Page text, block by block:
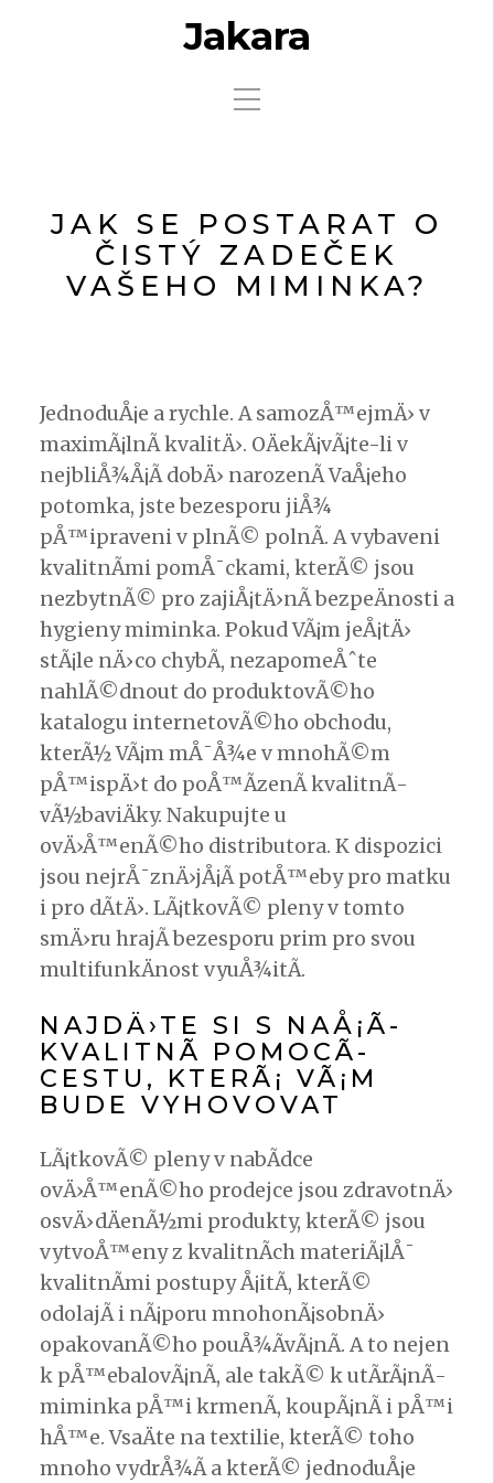
Jakara
JAK SE POSTARAT O
ČISTÝ ZADEČEK
VAŠEHO MIMINKA?
JednoduÅ¡e a rychle. A samozÅ™ejmÄ› v
maximÃ¡lnÃ­ kvalitÄ›. OÄekÃ¡vÃ¡te-li v
nejbliÅ¾Å¡Ã­ dobÄ› narozenÃ­ VaÅ¡eho
potomka, jste bezesporu jiÅ¾
pÅ™ipraveni v plnÃ© polnÃ­. A vybaveni
kvalitnÃ­mi pomÅ¯ckami, kterÃ© jsou
nezbytnÃ© pro zajiÅ¡tÄ›nÃ­ bezpeÄnosti a
hygieny miminka. Pokud VÃ¡m jeÅ¡tÄ›
stÃ¡le nÄ›co chybÃ­, nezapomeÅˆte
nahlÃ©dnout do produktovÃ©ho
katalogu internetovÃ©ho obchodu,
kterÃ½ VÃ¡m mÅ¯Å¾e v mnohÃ©m
pÅ™ispÄ›t do poÅ™Ã­zenÃ­ kvalitnÃ­
vÃ½baviÄky. Nakupujte u
ovÄ›Å™enÃ©ho distributora. K dispozici
jsou nejrÅ¯znÄ›jÅ¡Ã­ potÅ™eby pro matku
i pro dÃ­tÄ›. LÃ¡tkovÃ© plenyv tomto
smÄ›ru hrajÃ­ bezesporu prim pro svou
multifunkÄnost vyuÅ¾itÃ­.
NAJDÄ›TE SI S NAÅ¡Ã­
KVALITNÃ­ POMOCÃ­
CESTU, KTERÃ¡ VÃ¡M
BUDE VYHOVOVAT
LÃ¡tkovÃ© pleny v nabÃ­dce
ovÄ›Å™enÃ©ho prodejce jsou zdravotnÄ›
osvÄ›dÄenÃ½mi produkty, kterÃ© jsou
vytvoÅ™eny z kvalitnÃ­ch materiÃ¡lÅ¯
kvalitnÃ­mi postupy Å¡itÃ­, kterÃ©
odolajÃ­ i nÃ¡poru mnohonÃ¡sobnÄ›
opakovanÃ©ho pouÅ¾Ã­vÃ¡nÃ­. A to nejen
k pÅ™ebalovÃ¡nÃ­, ale takÃ© k utÃ­rÃ¡nÃ­
miminka pÅ™i krmenÃ­, koupÃ¡nÃ­ i pÅ™i
hÅ™e. VsaÄte na textilie, kterÃ© toho
mnoho vydrÅ¾Ã­ a kterÃ© jednoduÅ¡e